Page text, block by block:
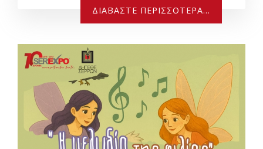
ΔΙΑΒΆΣΤΕ ΠΕΡΙΣΣΌΤΕΡΑ...